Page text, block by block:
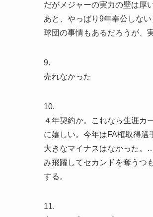
だがメジャーの実力の壁は厚い
あと、やっぱり9年奉公しな
球団の事情もあるだろうが、
9.
売れなかった
10.
４年契約か。これなら生涯カ
に嬉しい。今年はFA権取得選
大きなマイナスはなかった。
み飛躍してセカンドを奪うつ
する。
11.